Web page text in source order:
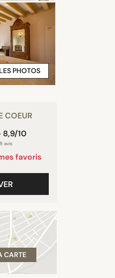
PHOTOS
COEUR
8,9/10
avis
favoris
CARTE